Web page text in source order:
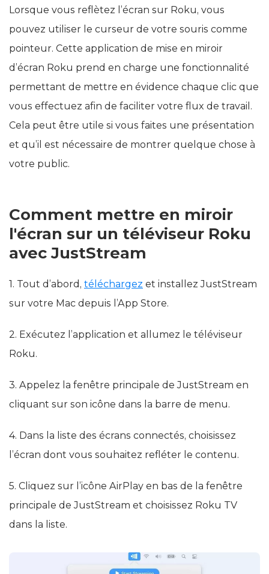
Lorsque vous reflètez l’écran sur Roku, vous
pouvez utiliser le curseur de votre souris comme
pointeur. Cette application de mise en miroir
d’écran Roku prend en charge une fonctionnalité
permettant de mettre en évidence chaque clic que
vous effectuez afin de faciliter votre flux de travail.
Cela peut être utile si vous faites une présentation
et qu’il est nécessaire de montrer quelque chose à
votre public.
Comment mettre en miroir
l'écran sur un téléviseur Roku
avec JustStream
1. Tout d’abord, téléchargez et installez JustStream
sur votre Mac depuis l’App Store.
2. Exécutez l’application et allumez le téléviseur
Roku.
3. Appelez la fenêtre principale de JustStream en
cliquant sur son icône dans la barre de menu.
4. Dans la liste des écrans connectés, choisissez
l’écran dont vous souhaitez refléter le contenu.
5. Cliquez sur l’icône AirPlay en bas de la fenêtre
principale de JustStream et choisissez Roku TV
dans la liste.